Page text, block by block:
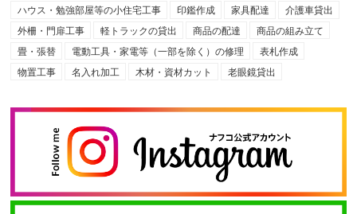
ハウス・勉強部屋等の小住宅工事
印鑑作成 家具配達
介護車貸出
外柵・門扉工事
軽トラックの貸出 商品の配達
商品の組み立て
畳・張替
電動工具・家電等（一部を除く）の修理
表札作成
物置工事
名入れ加工 木材・資材カット 老眼鏡貸出